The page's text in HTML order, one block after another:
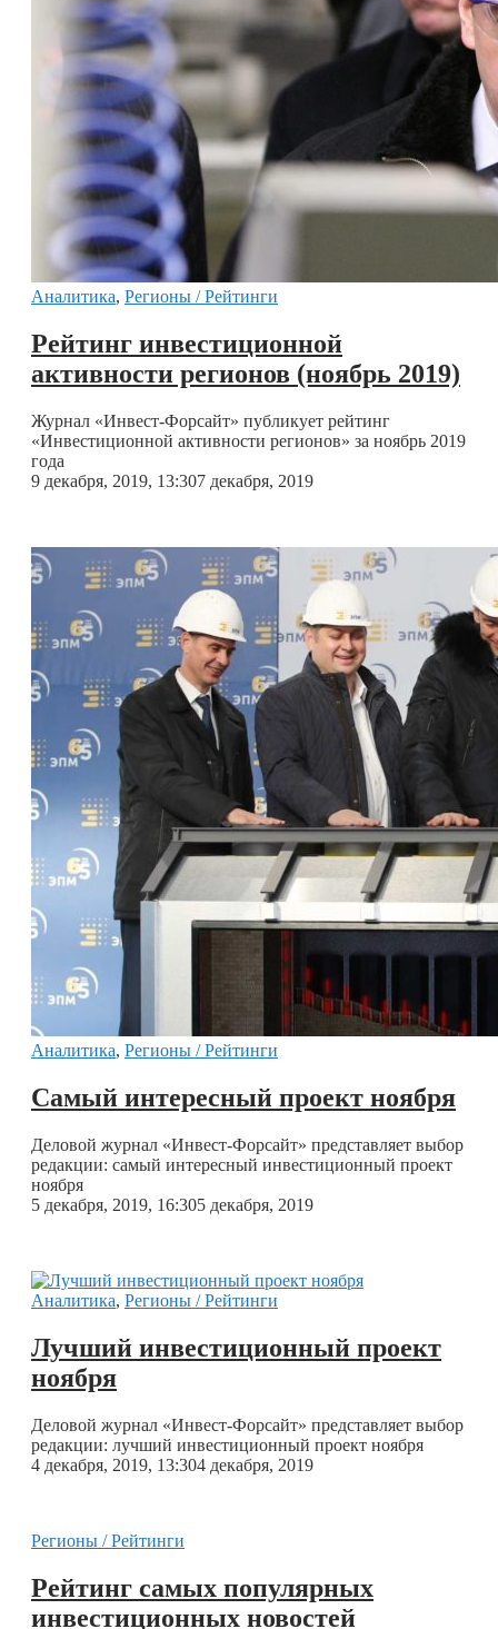
Аналитика, Регионы / Рейтинги
Рейтинг инвестиционной
активности регионов (ноябрь 2019)
Журнал «Инвест-Форсайт» публикует рейтинг
«Инвестиционной активности регионов» за ноябрь 2019
года
9 декабря, 2019, 13:307 декабря, 2019
Аналитика, Регионы / Рейтинги
Самый интересный проект ноября
Деловой журнал «Инвест-Форсайт» представляет выбор
редакции: самый интересный инвестиционный проект
ноября
5 декабря, 2019, 16:305 декабря, 2019
Аналитика, Регионы / Рейтинги
Лучший инвестиционный проект
ноября
Деловой журнал «Инвест-Форсайт» представляет выбор
редакции: лучший инвестиционный проект ноября
4 декабря, 2019, 13:304 декабря, 2019
Регионы / Рейтинги
Рейтинг самых популярных
инвестиционных новостей